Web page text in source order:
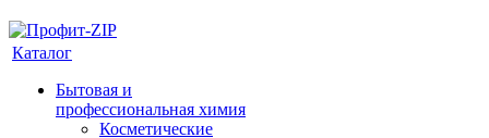
Каталог
Бытовая и
профессиональная химия
Косметические